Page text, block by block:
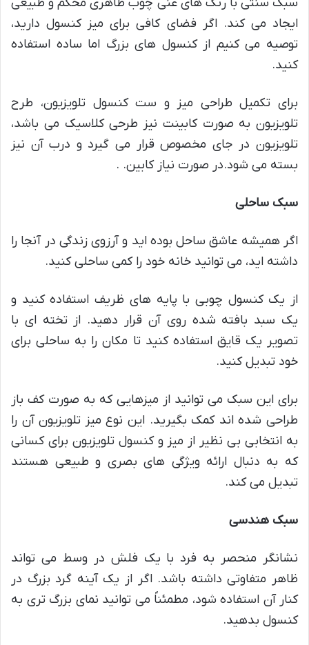
سبک سنتی با رنگ های غنی چوب ظاهری محکم و طبیعی
ایجاد می کند. اگر فضای کافی برای میز کنسول دارید،
توصیه می کنیم از کنسول های بزرگ اما ساده استفاده
کنید.
برای تکمیل طراحی میز و ست کنسول تلویزیون، طرح
تلویزیون به صورت کابینت نیز طرحی کلاسیک می باشد،
تلویزیون در جای مخصوص قرار می گیرد و درب آن نیز
بسته می شود.در صورت نیاز کابین. .
سبک ساحلی
اگر همیشه عاشق ساحل بوده اید و آرزوی زندگی در آنجا را
داشته اید، می توانید خانه خود را کمی ساحلی کنید.
از یک کنسول چوبی با پایه های ظریف استفاده کنید و
یک سبد بافته شده روی آن قرار دهید. از تخته ای با
تصویر یک قایق استفاده کنید تا مکان را به ساحلی برای
خود تبدیل کنید.
برای این سبک می توانید از میزهایی که به صورت کف باز
طراحی شده اند کمک بگیرید. این نوع میز تلویزیون آن را
به انتخابی بی نظیر از میز و کنسول تلویزیون برای کسانی
که به دنبال ارائه ویژگی های بصری و طبیعی هستند
تبدیل می کند.
سبک هندسی
نشانگر منحصر به فرد با یک فلش در وسط می تواند
ظاهر متفاوتی داشته باشد. اگر از یک آینه گرد بزرگ در
کنار آن استفاده شود، مطمئناً می توانید نمای بزرگ تری به
کنسول بدهید.